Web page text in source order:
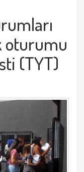
oturumu
(TYT)